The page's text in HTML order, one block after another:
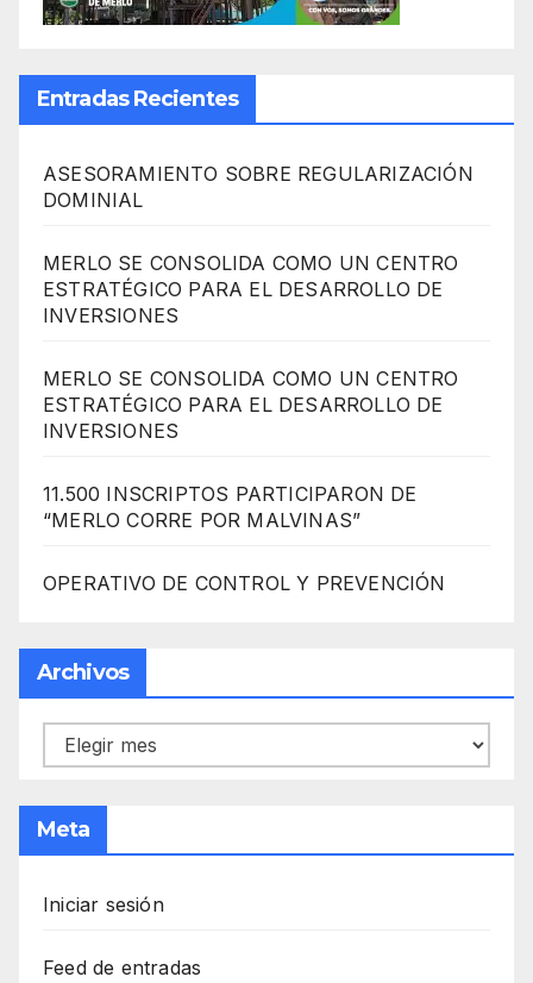
Entradas Recientes
ASESORAMIENTO SOBRE REGULARIZACIÓN
DOMINIAL
MERLO SE CONSOLIDA COMO UN CENTRO
ESTRATÉGICO PARA EL DESARROLLO DE
INVERSIONES
MERLO SE CONSOLIDA COMO UN CENTRO
ESTRATÉGICO PARA EL DESARROLLO DE
INVERSIONES
11.500 INSCRIPTOS PARTICIPARON DE
“MERLO CORRE POR MALVINAS”
OPERATIVO DE CONTROL Y PREVENCIÓN
Archivos
Archivos
Meta
Iniciar sesión
Feed de entradas